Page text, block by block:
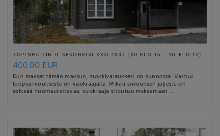
TOPINRAITIN II-SESONKIVIIKKO 400€ (SU KLO 16 - SU KLO 12)
400.00 EUR
Kun maksat tämän maksun, mökkivarauksesi on kunnossa. Vastuu
loppusiivouksesta on vuokraajalla. Mikäli siivouksen jäljestä on
selkeää huomautettavaa, vuokraaja sitoutuu maksamaan …